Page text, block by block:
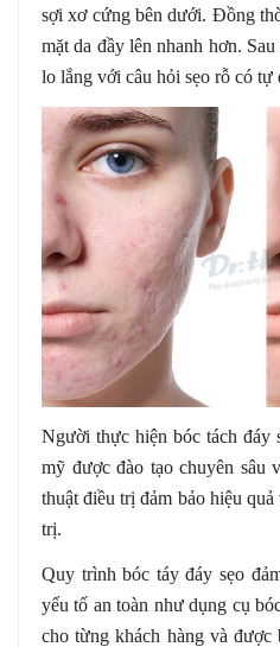
sợi xơ cứng bên dưới. Đồng
mặt da đầy lên nhanh hơn.
lo lắng với câu hỏi sẹo rỗ có tự
Người thực hiện bóc tách đáy
mỹ được đào tạo chuyên sâu
thuật điều trị đảm bảo hiệu
trị.
Quy trình bóc táy đáy sẹo
yếu tố an toàn như dụng cụ
cho từng khách hàng và được